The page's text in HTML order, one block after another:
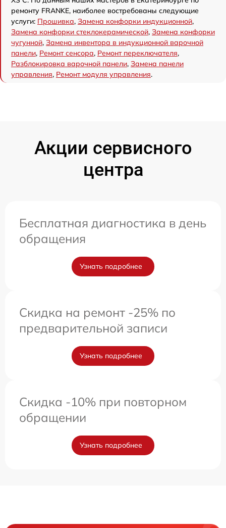
ремонту FRANKE, наиболее востребованы следующие
услуги: Прошивка, Замена конфорки индукционной,
Замена конфорки стеклокерамической, Замена конфорки
чугунной, Замена инвентора в индукционной варочной
панели, Ремонт сенсора, Ремонт переключателя,
Разблокировка варочной панели, Замена панели
управления, Ремонт модуля управления.
Акции сервисного
центра
Бесплатная диагностика в день
обращения
Узнать подробнее
Скидка на ремонт -25% по
предварительной записи
Узнать подробнее
Скидка -10% при повторном
обращении
Узнать подробнее